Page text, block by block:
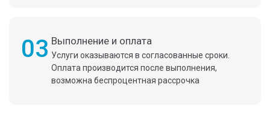
03 Выполнение и оплата
Услуги оказываются в согласованные сроки.
Оплата производится после выполнения,
возможна беспроцентная рассрочка